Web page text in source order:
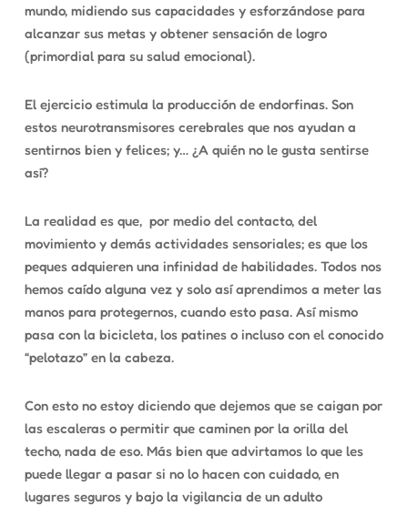
mundo, midiendo sus capacidades y esforzándose para
alcanzar sus metas y obtener sensación de logro
(primordial para su salud emocional).
El ejercicio estimula la producción de endorfinas. Son
estos neurotransmisores cerebrales que nos ayudan a
sentirnos bien y felices; y… ¿A quién no le gusta sentirse
así?
La realidad es que, por medio del contacto, del
movimiento y demás actividades sensoriales; es que los
peques adquieren una infinidad de habilidades. Todos nos
hemos caído alguna vez y solo así aprendimos a meter las
manos para protegernos, cuando esto pasa. Así mismo
pasa con la bicicleta, los patines o incluso con el conocido
“pelotazo” en la cabeza.
Con esto no estoy diciendo que dejemos que se caigan por
las escaleras o permitir que caminen por la orilla del
techo, nada de eso. Más bien que advirtamos lo que les
puede llegar a pasar si no lo hacen con cuidado, en
lugares seguros y bajo la vigilancia de un adulto